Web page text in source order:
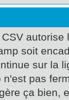
soit
sur la
n'est pas
ça bien,